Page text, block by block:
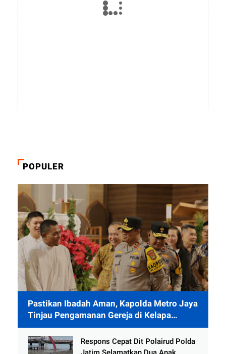
POPULER
Pastikan Ibadah Aman, Kapolda Metro Jaya
Tinjau Pengamanan Gereja di Kelapa
Gading
Respons Cepat Dit Polairud Polda